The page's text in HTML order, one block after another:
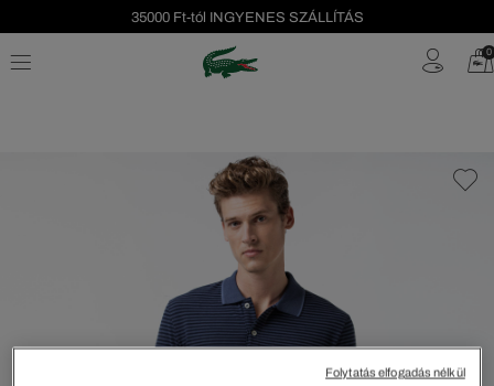
35000 Ft-tól INGYENES SZÁLLÍTÁS
Szezonális leárazás akár -40%! 0
Folytatás elfogadás nélkül